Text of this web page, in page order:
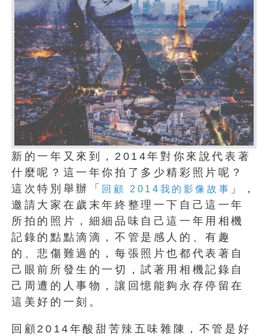
新的一年又來到，2014年對你來說代表著
什麼呢？這一年你拍了多少精彩照片呢？
這次特別舉辦「
回顧 2014我的影像故事 」，
邀請大家在歲末年終整理一下自己這一年
所拍的照片，細細品味自己這一年用相機
記錄的點點滴滴，不管是感人的、有趣
的、悲傷難過的，每張照片也都代表著自
己眼前所發生的一切，試著用相機記錄自
己周遭的人事物，讓回憶能夠永存停留在
這美好的一刻。
回顧2014年酸甜苦辣五味雜陳，不管是好